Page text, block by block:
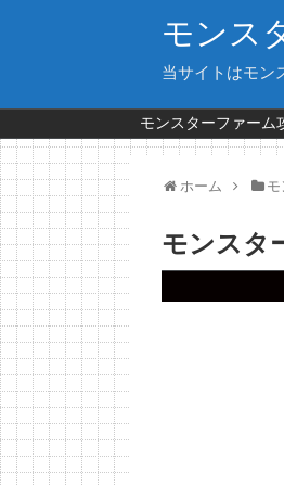
モンス
当サイトはモン
モンスターファーム
ホーム
モンスタ